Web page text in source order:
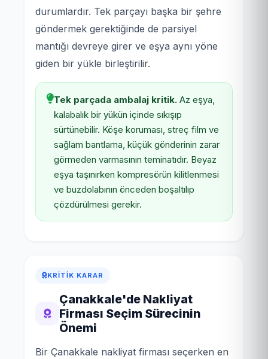
durumlardır. Tek parçayı başka bir şehre
göndermek gerektiğinde de parsiyel
mantığı devreye girer ve eşya aynı yöne
giden bir yükle birleştirilir.
Tek parçada ambalaj kritik. Az eşya,
kalabalık bir yükün içinde sıkışıp
sürtünebilir. Köşe koruması, streç film ve
sağlam bantlama, küçük gönderinin zarar
görmeden varmasının teminatıdır. Beyaz
eşya taşınırken kompresörün kilitlenmesi
ve buzdolabının önceden boşaltılıp
çözdürülmesi gerekir.
KRITIK KARAR
Çanakkale'de Nakliyat
Firması Seçim Sürecinin
Önemi
Bir Çanakkale nakliyat firması seçerken en